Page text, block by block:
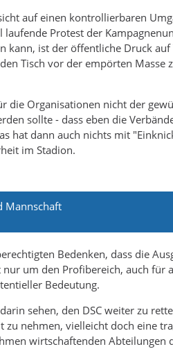
auf einen kontrollierbaren
Protest der
ist der öffentliche Druck auf
Tisch vor der empörten
die Organisationen nicht der
sollte - dass eben die
hat dann auch nichts mit
im Stadion.
Mannschaft
Bedenken, dass die
nur um den Profibereich, auch
Bedeutung.
sehen, den DSC weiter zu
nehmen, vielleicht doch eine
wirtschaftenden Abteilungen